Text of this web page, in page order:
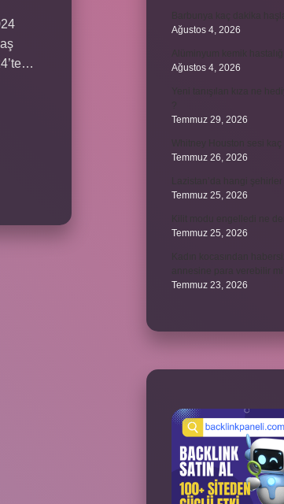
Ağustos 4, 2026
Ağustos 4, 2026
Temmuz 29, 2026
Temmuz 26, 2026
Temmuz 25, 2026
Temmuz 25, 2026
Temmuz 23, 2026